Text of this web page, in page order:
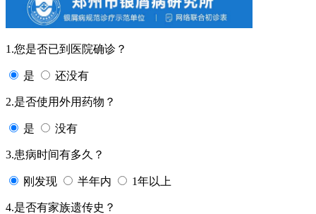
1.您是否已到医院确诊？
是 还没有
2.是否使用外用药物？
是 没有
3.患病时间有多久？
刚发现 半年内 1年以上
4.是否有家族遗传史？